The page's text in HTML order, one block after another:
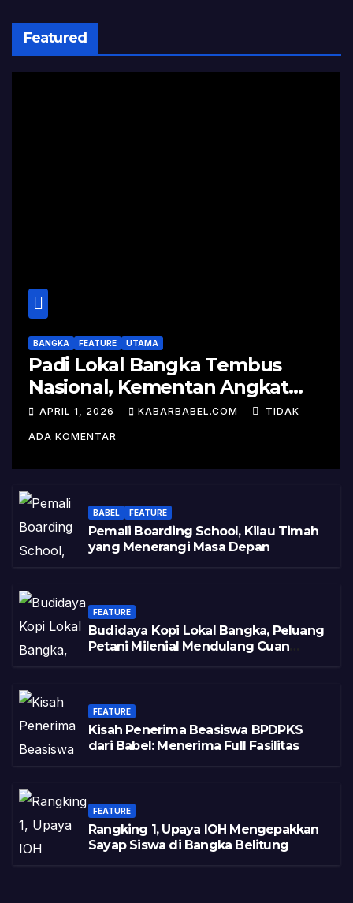
Featured
BANGKA FEATURE UTAMA
Padi Lokal Bangka Tembus
Nasional, Kementan Angkat
Kisah Sukses Pelepasan
Varietas
APRIL 1, 2026 KABARBABEL.COM TIDAK
ADA KOMENTAR
BABEL FEATURE
Pemali Boarding School, Kilau Timah
yang Menerangi Masa Depan
FEATURE
Budidaya Kopi Lokal Bangka, Peluang
Petani Milenial Mendulang Cuan
FEATURE
Kisah Penerima Beasiswa BPDPKS
dari Babel: Menerima Full Fasilitas
FEATURE
Rangking 1, Upaya IOH Mengepakkan
Sayap Siswa di Bangka Belitung